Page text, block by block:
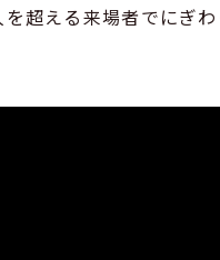
超える来場者でにぎわ